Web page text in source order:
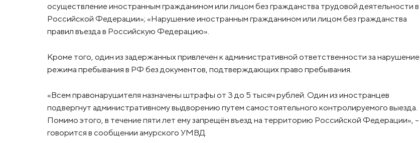
осуществление иностранным гражданином или лицом без гражданства трудовой деятельности в
Российской Федерации»; «Нарушение иностранным гражданином или лицом без гражданства
правил въезда в Российскую Федерацию».
Кроме того, один из задержанных привлечен к административной ответственности за нарушение
режима пребывания в РФ без документов, подтверждающих право пребывания.
«Всем правонарушителя назначены штрафы от 3 до 5 тысяч рублей. Один из иностранцев
подвергнут административному выдворению путем самостоятельного контролируемого выезда.
Помимо этого, в течение пяти лет ему запрещён въезд на территорию Российской Федерации», –
говорится в сообщении амурского УМВД.